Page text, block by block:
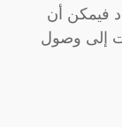
فيمكن أن
إلى وصول